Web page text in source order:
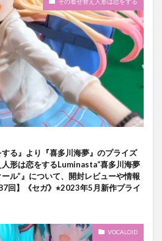
する』より『喜多川海夢』のプライズ
形は恋をするLuminasta“喜多川海夢
ル”』について、開封レビューや情報
回】《セガ》⭐︎2023年5月新作プライ
VOCALOID